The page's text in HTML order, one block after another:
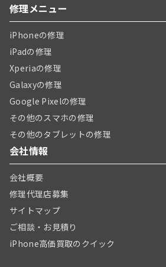
修理メニュー
iPhoneの修理
iPadの修理
Xperiaの修理
Galaxyの修理
Google Pixelの修理
その他のスマホの修理
その他のタブレットの修理
会社情報
会社概要
修理代理店募集
サイトマップ
ご相談・お見積り
iPhone高価買取のクイック